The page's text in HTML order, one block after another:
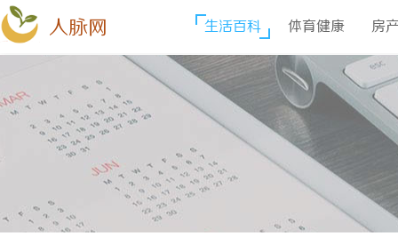
人脉网 生活百科 体育健康 房